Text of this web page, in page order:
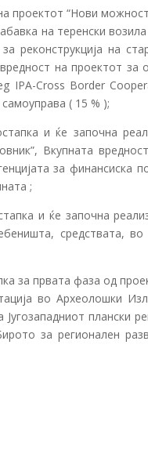
проектот “Нови
на теренски
за реконструкција на
на проектот
IPA-Cross Border
( 15 % );
и ќе започна
Вкупната
за финансиска
;
и ќе започна
средствата,
за првата фаза од
во Археолошки
Југозападниот плански
за регионален